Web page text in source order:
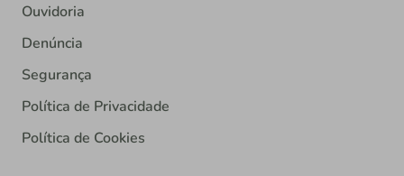
Ouvidoria
Denúncia
Segurança
Política de Privacidade
Política de Cookies